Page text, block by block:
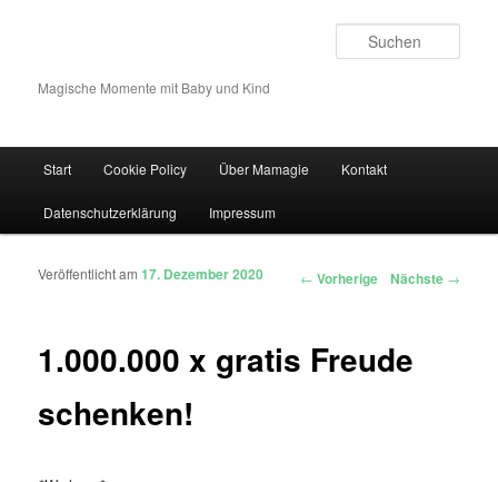
Magische Momente mit Baby und Kind
Zum Inhalt wechseln
Zum sekundären Inhalt wechseln
Start Cookie Policy Über Mamagie Kontakt
Datenschutzerklärung Impressum
Artikelnavigation ← Vorherige Nächste →
1.000.000 x gratis Freude
schenken!
Veröffentlicht am17. Dezember 2020